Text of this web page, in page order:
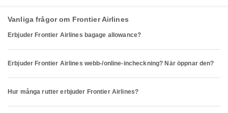
Vanliga frågor om Frontier Airlines
Erbjuder Frontier Airlines bagage allowance?
Erbjuder Frontier Airlines webb-/online-incheckning? När öppnar den?
Hur många rutter erbjuder Frontier Airlines?